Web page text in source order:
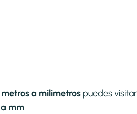
a milimetros puedes visitar
mm.